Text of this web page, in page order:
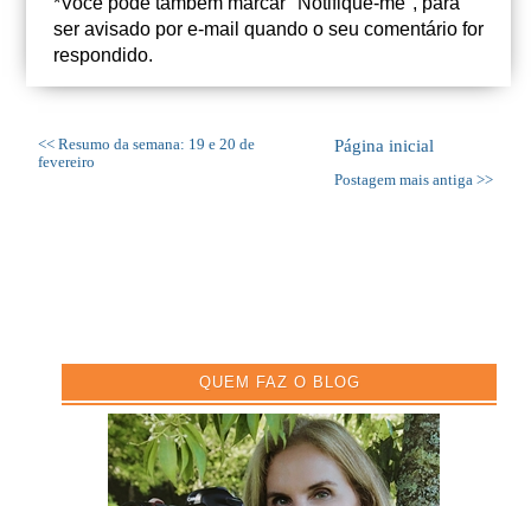
ser avisado por e-mail quando o seu comentário for
respondido.
<< Resumo da semana: 19 e 20 de
fevereiro
Postagem mais antiga >>
Página inicial
QUEM FAZ O BLOG